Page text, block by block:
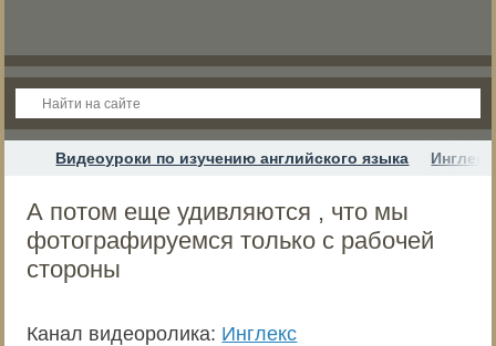
Видеоуроки по изучению английского языка Инглекс
А потом еще удивляются , что мы
фотографируемся только с рабочей
стороны
Канал видеоролика: Инглекс